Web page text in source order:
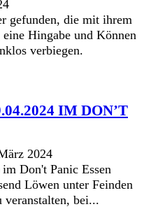
gefunden, die mit ihrem
Hingabe und Können
verbiegen.
IM DON’T
2024
Don't Panic Essen
Löwen unter Feinden
veranstalten, bei...